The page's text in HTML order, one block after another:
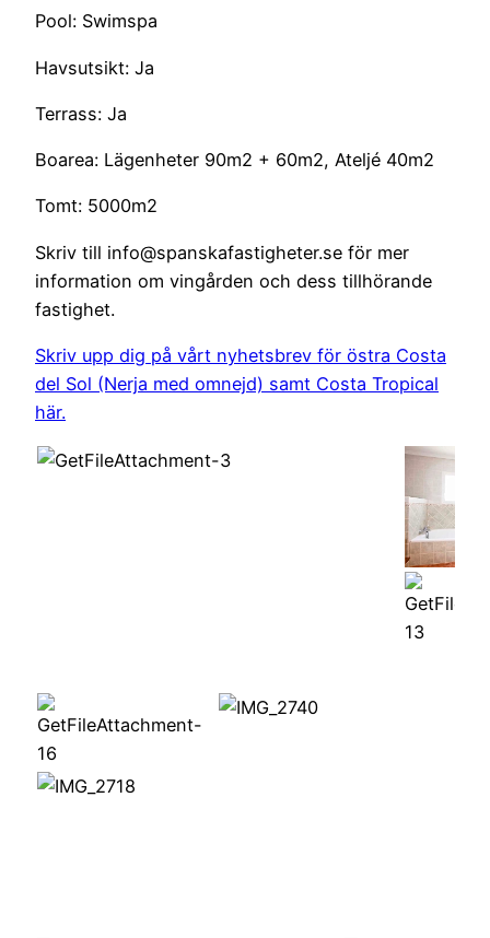
Pool: Swimspa
Havsutsikt: Ja
Terrass: Ja
Boarea: Lägenheter 90m2 + 60m2, Ateljé 40m2
Tomt: 5000m2
Skriv till info@spanskafastigheter.se för mer
information om vingården och dess tillhörande
fastighet.
Skriv upp dig på vårt nyhetsbrev för östra Costa
del Sol (Nerja med omnejd) samt Costa Tropical
här.